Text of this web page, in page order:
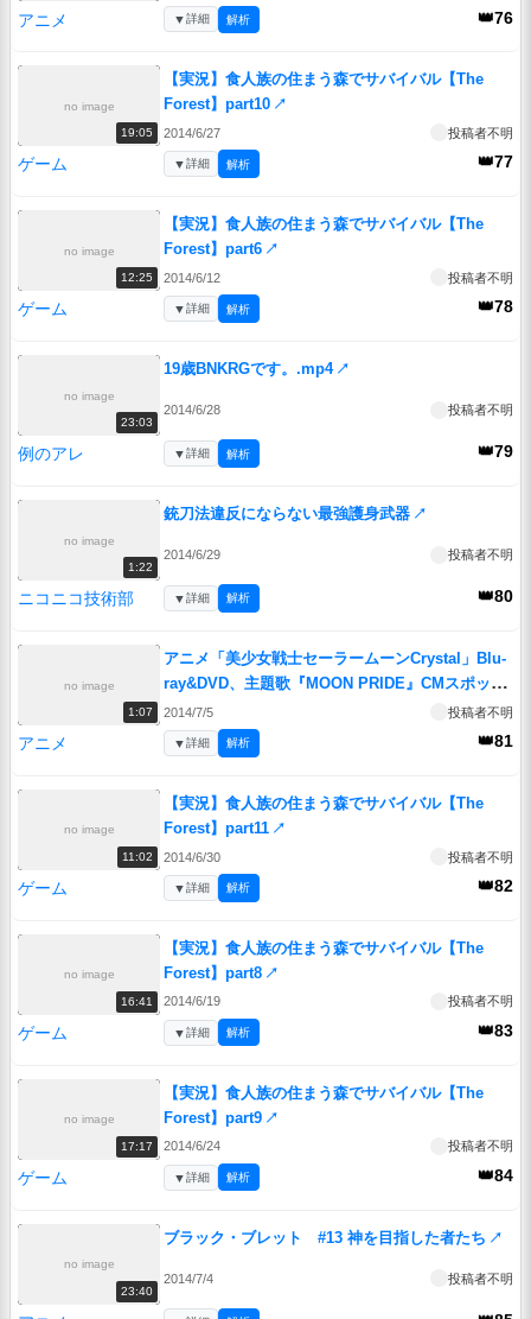
アニメ 👑76
▼詳細 解析
no image
19:05
【実況】食人族の住まう森でサバイバル【The
Forest】part10 ↗
2014/6/27 投稿者不明
ゲーム 👑77
▼詳細 解析
no image
12:25
【実況】食人族の住まう森でサバイバル【The
Forest】part6 ↗
2014/6/12 投稿者不明
ゲーム 👑78
▼詳細 解析
no image
23:03
19歳BNKRGです。.mp4 ↗
2014/6/28 投稿者不明
例のアレ 👑79
▼詳細 解析
no image
1:22
銃刀法違反にならない最強護身武器 ↗
2014/6/29 投稿者不明
ニコニコ技術部 👑80
▼詳細 解析
no image
1:07
アニメ「美少女戦士セーラームーンCrystal」Blu-
ray&DVD、主題歌『MOON PRIDE』CMスポット
↗
2014/7/5 投稿者不明
アニメ 👑81
▼詳細 解析
no image
11:02
【実況】食人族の住まう森でサバイバル【The
Forest】part11 ↗
2014/6/30 投稿者不明
ゲーム 👑82
▼詳細 解析
no image
16:41
【実況】食人族の住まう森でサバイバル【The
Forest】part8 ↗
2014/6/19 投稿者不明
ゲーム 👑83
▼詳細 解析
no image
17:17
【実況】食人族の住まう森でサバイバル【The
Forest】part9 ↗
2014/6/24 投稿者不明
ゲーム 👑84
▼詳細 解析
no image
23:40
ブラック・ブレット #13 神を目指した者たち ↗
2014/7/4 投稿者不明